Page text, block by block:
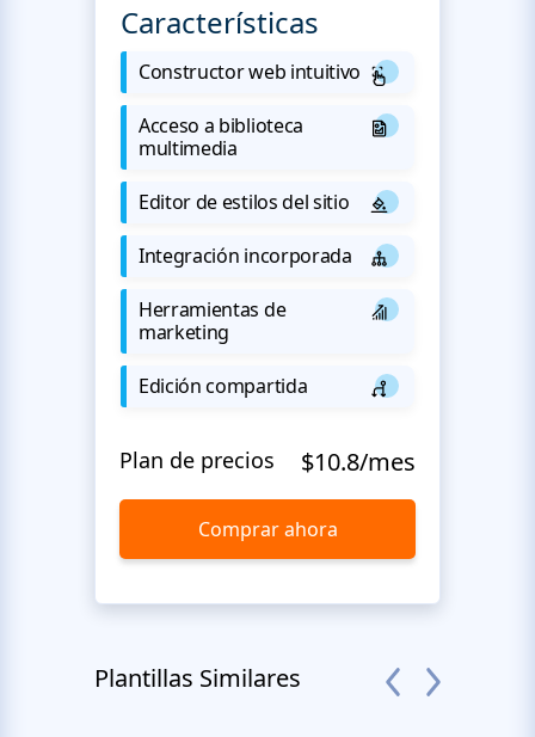
Características
Constructor web intuitivo
Acceso a biblioteca
multimedia
Editor de estilos del sitio
Integración incorporada
Herramientas de
marketing
Edición compartida
Plan de precios $10.8/mes
Comprar ahora
Plantillas Similares